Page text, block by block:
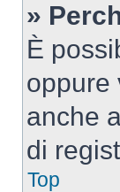
»
È
oppure
anche
di
Top